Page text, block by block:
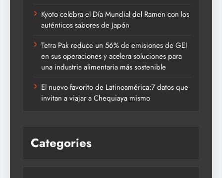
Kyoto celebra el Día Mundial del Ramen con los
auténticos sabores de Japón
Tetra Pak reduce un 56% de emisiones de GEI
en sus operaciones y acelera soluciones para
una industria alimentaria más sostenible
El nuevo favorito de Latinoamérica:7 datos que
invitan a viajar a Chequiaya mismo
Categories